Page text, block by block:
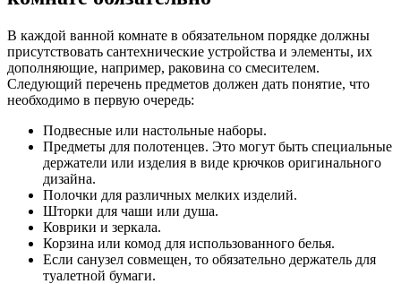
В каждой ванной комнате в обязательном порядке должны
присутствовать сантехнические устройства и элементы, их
дополняющие, например, раковина со смесителем.
Следующий перечень предметов должен дать понятие, что
необходимо в первую очередь:
Подвесные или настольные наборы.
Предметы для полотенцев. Это могут быть специальные
держатели или изделия в виде крючков оригинального
дизайна.
Полочки для различных мелких изделий.
Шторки для чаши или душа.
Коврики и зеркала.
Корзина или комод для использованного белья.
Если санузел совмещен, то обязательно держатель для
туалетной бумаги.